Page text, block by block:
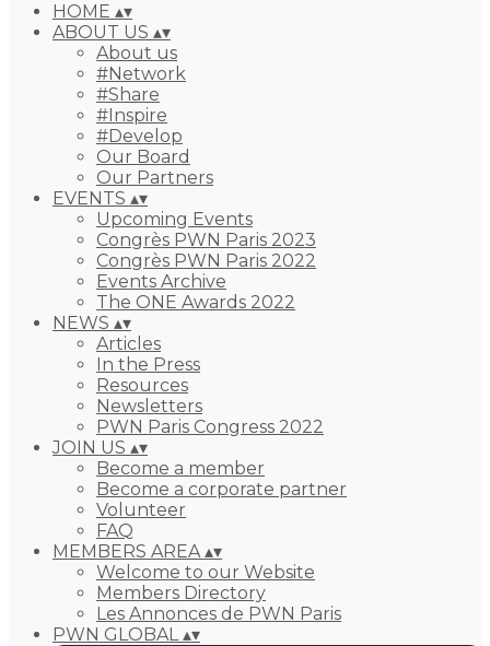
HOME ▴▾
ABOUT US ▴▾
About us
#Network
#Share
#Inspire
#Develop
Our Board
Our Partners
EVENTS ▴▾
Upcoming Events
Congrès PWN Paris 2023
Congrès PWN Paris 2022
Events Archive
The ONE Awards 2022
NEWS ▴▾
Articles
In the Press
Resources
Newsletters
PWN Paris Congress 2022
JOIN US ▴▾
Become a member
Become a corporate partner
Volunteer
FAQ
MEMBERS AREA▴▾
Welcome to our Website
Members Directory
Les Annonces de PWN Paris
PWN GLOBAL▴▾